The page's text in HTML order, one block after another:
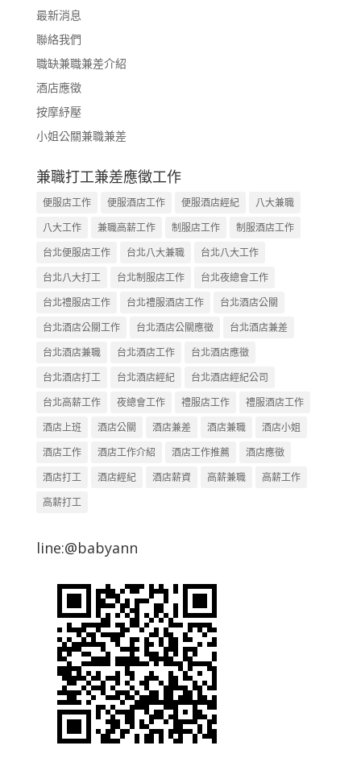
最新消息
聯絡我們
職缺兼職兼差介紹
酒店應徵
按摩紓壓
小姐公關兼職兼差
兼職打工兼差應徵工作
便服店工作 便服酒店工作 便服酒店經紀
八大兼職
八大工作
兼職高薪工作 制服店工作
制服酒店工作
台北便服店工作
台北八大兼職
台北八大工作
台北八大打工
台北制服店工作
台北夜總會工作
台北禮服店工作
台北禮服酒店工作
台北酒店公關
台北酒店公關工作
台北酒店公關應徵
台北酒店兼差
台北酒店兼職
台北酒店工作
台北酒店應徵
台北酒店打工
台北酒店經紀
台北酒店經紀公司
台北高薪工作
夜總會工作 禮服店工作
禮服酒店工作
酒店上班
酒店公關 酒店兼差 酒店兼職
酒店小姐
酒店工作
酒店工作介紹 酒店工作推薦
酒店應徵
酒店打工
酒店經紀 酒店薪資 高薪兼職
高薪工作
高薪打工
line:@babyann